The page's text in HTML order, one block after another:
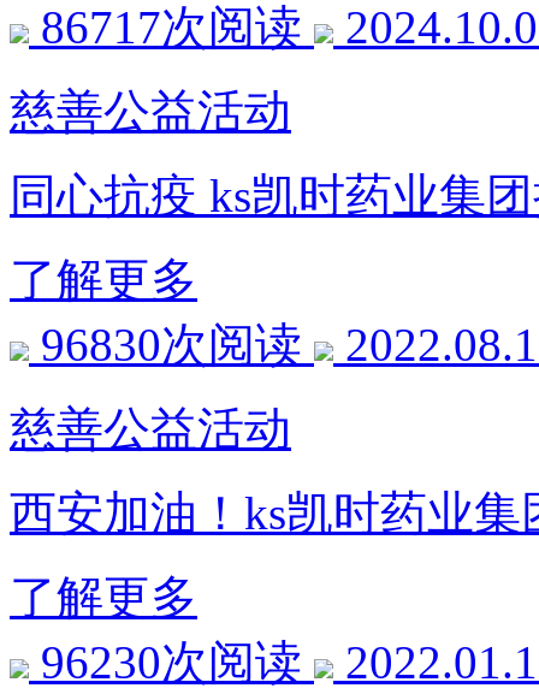
86717次阅读
慈善公益活动
同心抗疫 ks凯时药业集
了解更多
96830次阅读
慈善公益活动
西安加油！ks凯时药业
了解更多
96230次阅读